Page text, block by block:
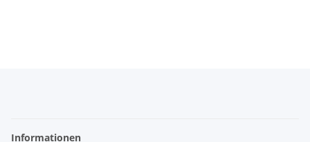
Informationen